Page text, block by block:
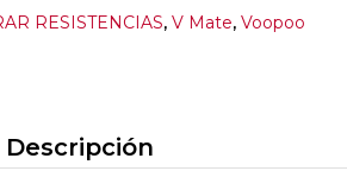
RESISTENCIAS, V Mate, Voopoo
Descripción